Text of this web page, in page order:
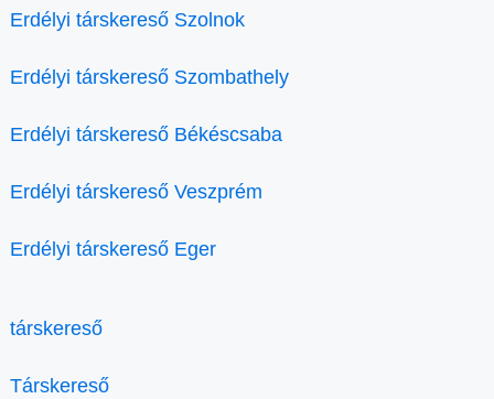
Erdélyi társkereső Szolnok
Erdélyi társkereső Szombathely
Erdélyi társkereső Békéscsaba
Erdélyi társkereső Veszprém
Erdélyi társkereső Eger
társkereső
Társkereső